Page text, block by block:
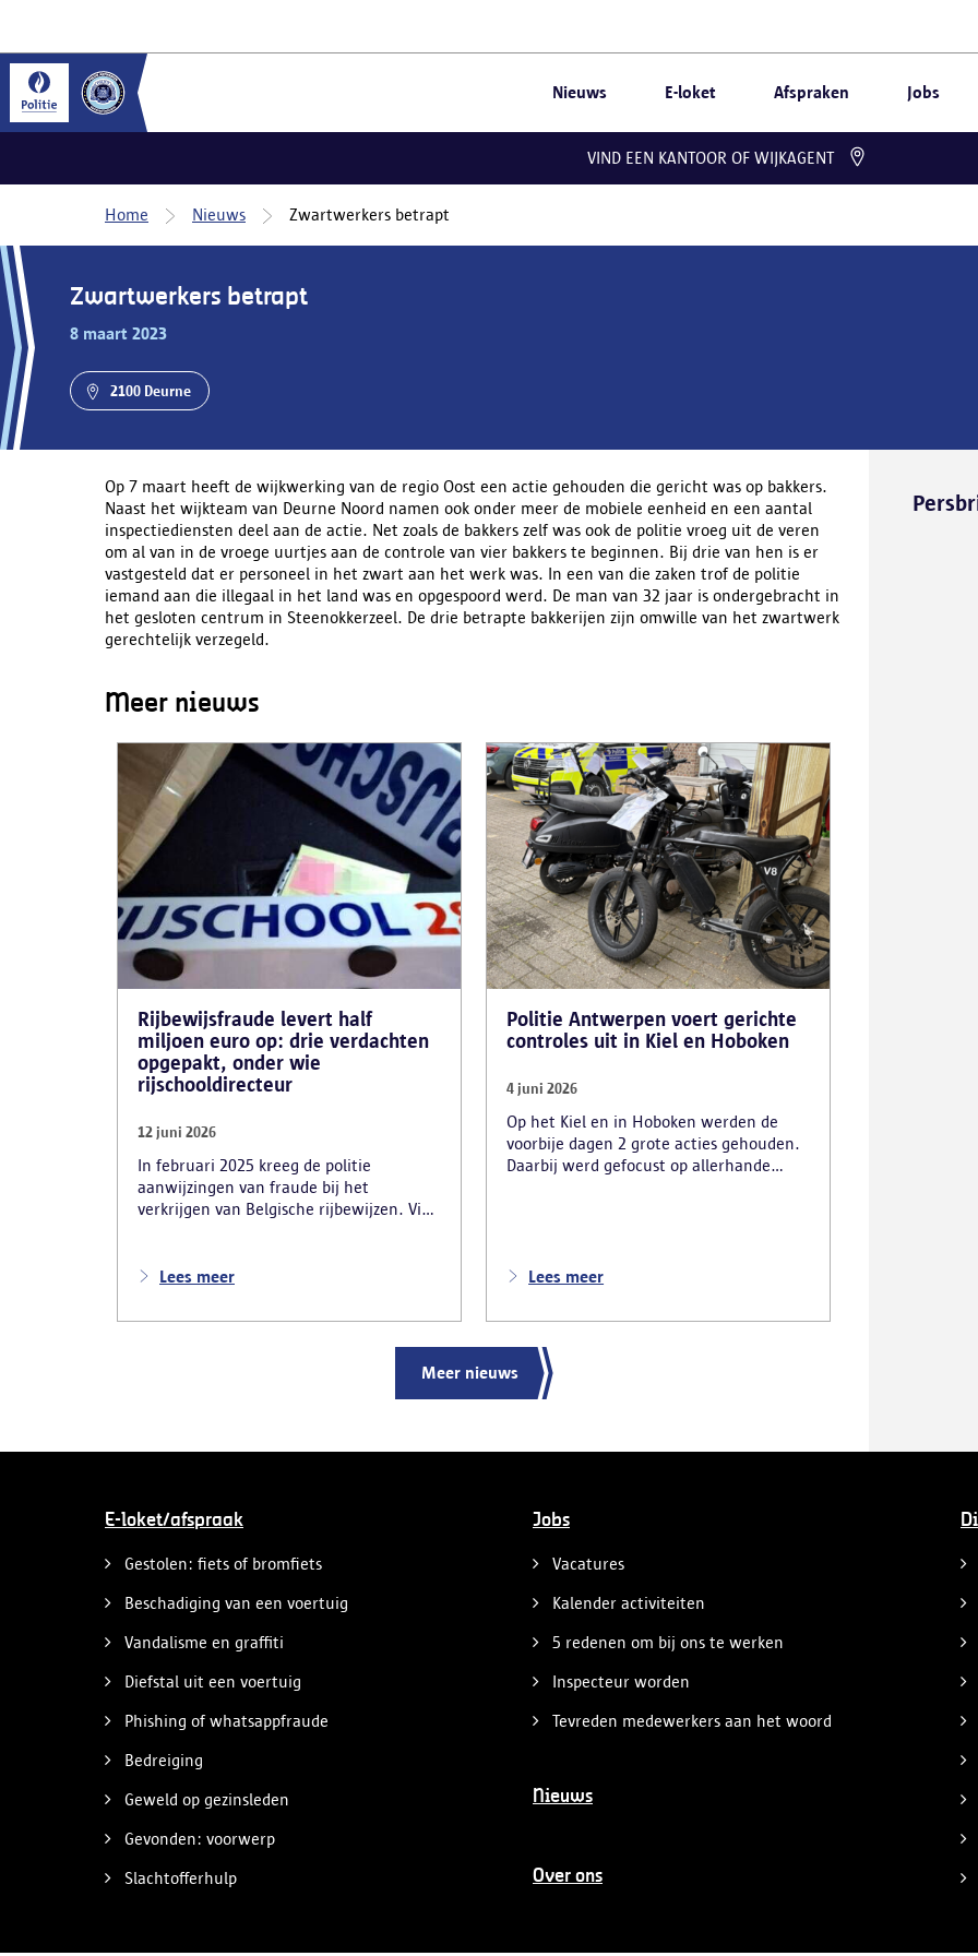
Nieuws E-loket Afspraken Jobs
VIND EEN KANTOOR OF WIJKAGENT
Home Nieuws Zwartwerkers betrapt
Zwartwerkers betrapt
8 maart 2023
2100 Deurne
Op 7 maart heeft de wijkwerking van de regio Oost een actie gehouden die gericht was op bakkers.
Naast het wijkteam van Deurne Noord namen ook onder meer de mobiele eenheid en een aantal
inspectiediensten deel aan de actie. Net zoals de bakkers zelf was ook de politie vroeg uit de veren
om al van in de vroege uurtjes aan de controle van vier bakkers te beginnen. Bij drie van hen is er
vastgesteld dat er personeel in het zwart aan het werk was. In een van die zaken trof de politie
iemand aan die illegaal in het land was en opgespoord werd. De man van 32 jaar is ondergebracht in
het gesloten centrum in Steenokkerzeel. De drie betrapte bakkerijen zijn omwille van het zwartwerk
gerechtelijk verzegeld.
Meer nieuws
Rijbewijsfraude levert half
miljoen euro op: drie verdachten
opgepakt, onder wie
rijschooldirecteur
12 juni 2026
In februari 2025 kreeg de politie
aanwijzingen van fraude bij het
verkrijgen van Belgische rijbewijzen. Via
verdachten tegen betaling versnelde
Daarnaast maakten zij reclame voor het
fraude bij theoretische rijexamens. Een
examenfraude organiseerde,
uittreksel uit het strafregister gebruikte.
Lees meer
Politie Antwerpen voert gerichte
controles uit in Kiel en Hoboken
4 juni 2026
Op het Kiel en in Hoboken werden de
voorbije dagen 2 grote acties gehouden.
Daarbij werd gefocust op allerhande
Lees meer
Meer nieuws
E-loket/afspraak
Gestolen: fiets of bromfiets
Beschadiging van een voertuig
Vandalisme en graffiti
Diefstal uit een voertuig
Phishing of whatsappfraude
Bedreiging
Geweld op gezinsleden
Gevonden: voorwerp
Slachtofferhulp
Jobs
Vacatures
Kalender activiteiten
5 redenen om bij ons te werken
Inspecteur worden
Tevreden medewerkers aan het woord
Nieuws
Over ons